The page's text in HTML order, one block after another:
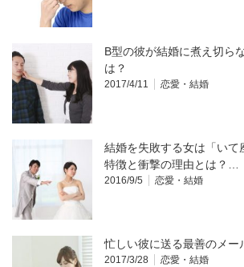
B型の彼が結婚に煮え切ら
は？
2017/4/11 恋愛・結婚
結婚を失敗する女は「いて
特徴と衝撃の理由とは？…
2016/9/5 恋愛・結婚
忙しい彼に送る最善のメー
2017/3/28 恋愛・結婚